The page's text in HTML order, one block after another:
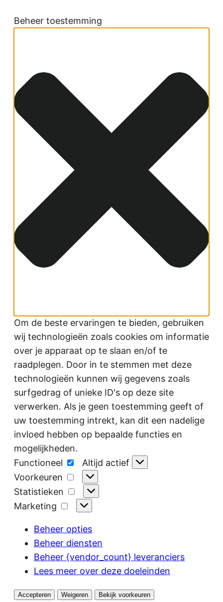
Beheer toestemming
Om de beste ervaringen te bieden, gebruiken
wij technologieën zoals cookies om informatie
over je apparaat op te slaan en/of te
raadplegen. Door in te stemmen met deze
technologieën kunnen wij gegevens zoals
surfgedrag of unieke ID's op deze site
verwerken. Als je geen toestemming geeft of
uw toestemming intrekt, kan dit een nadelige
invloed hebben op bepaalde functies en
mogelijkheden.
Functioneel
Functioneel
Altijd actief
Voorkeuren
Voorkeuren
Statistieken
Statistieken
Marketing
Marketing
Beheer opties
Beheer diensten
Beheer {vendor_count} leveranciers
Lees meer over deze doeleinden
Accepteren Weigeren
Bekijk voorkeuren